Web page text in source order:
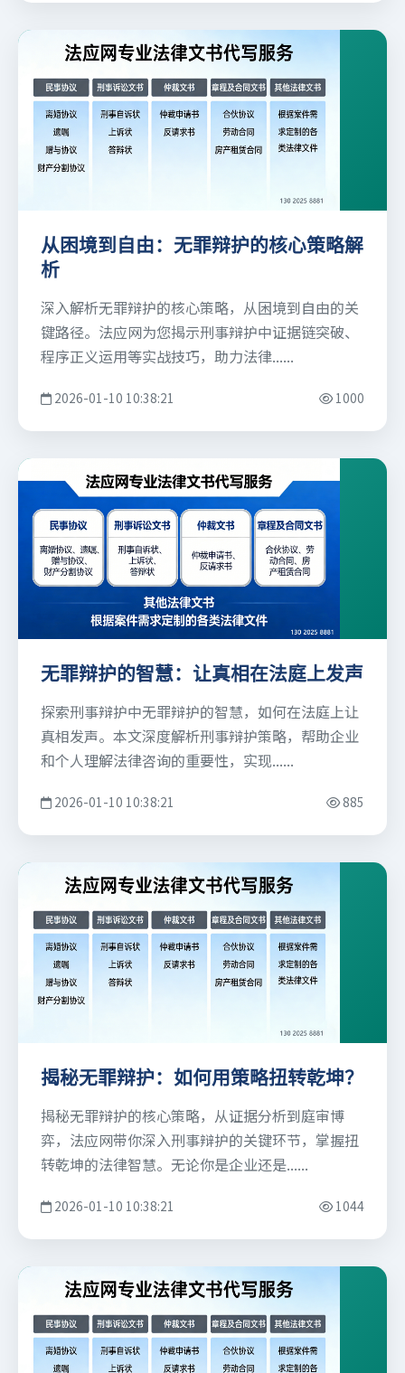
从困境到自由：无罪辩护的核心策略解
析
深入解析无罪辩护的核心策略，从困境到自由的关
键路径。法应网为您揭示刑事辩护中证据链突破、
程序正义运用等实战技巧，助力法律......
2026-01-10 10:38:21 1000
无罪辩护的智慧：让真相在法庭上发声
探索刑事辩护中无罪辩护的智慧，如何在法庭上让
真相发声。本文深度解析刑事辩护策略，帮助企业
和个人理解法律咨询的重要性，实现......
2026-01-10 10:38:21 885
揭秘无罪辩护：如何用策略扭转乾坤？
揭秘无罪辩护的核心策略，从证据分析到庭审博
弈，法应网带你深入刑事辩护的关键环节，掌握扭
转乾坤的法律智慧。无论你是企业还是......
2026-01-10 10:38:21 1044